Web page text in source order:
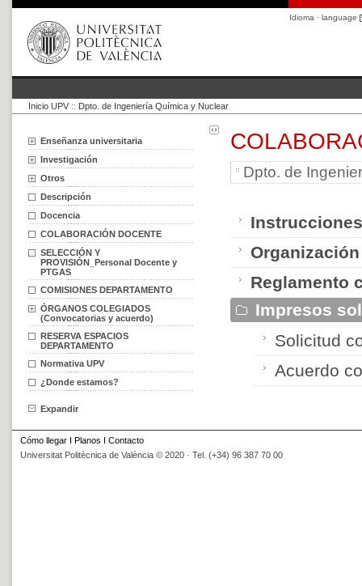
Idioma · language
Inicio UPV :: Dpto. de Ingeniería Química y Nuclear
Enseñanza universitaria
Investigación
Otros
Descripción
Docencia
COLABORACIÓN DOCENTE
SELECCIÓN Y
PROVISIÓN_Personal Docente y
PTGAS
COMISIONES DEPARTAMENTO
ÓRGANOS COLEGIADOS
(Convocatorias y acuerdo)
RESERVA ESPACIOS
DEPARTAMENTO
Normativa UPV
¿Donde estamos?
Expandir
Dpto. de
Reglamento
Impresos
Solicitud
Acuerdo
Cómo llegar I Planos I Contacto
Universitat Politècnica de València © 2020 · Tel. (+34) 96 387 70 00